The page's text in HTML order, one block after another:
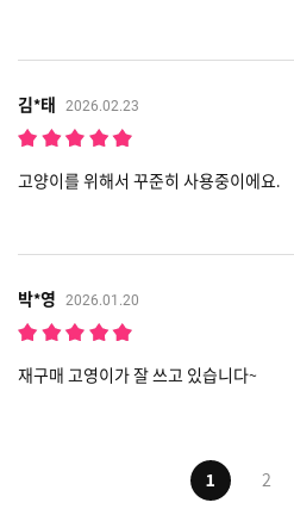
김*태 2026.02.23
고양이를 위해서 꾸준히 사용중이에요.
박*영 2026.01.20
재구매 고영이가 잘 쓰고 있습니다~
1 2